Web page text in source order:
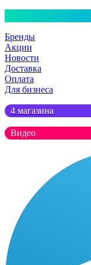
Бренды
Акции
Новости
Доставка
Оплата
Для бизнеса
4 магазина
Видео